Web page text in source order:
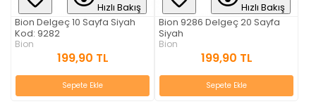
Hızlı Bakış
Bion Delgeç 10 Sayfa Siyah
Kod: 9282
Bion
199,90 TL
Sepete Ekle
Hızlı Bakış
Bion 9286 Delgeç 20 Sayfa
Siyah
Bion
199,90 TL
Sepete Ekle